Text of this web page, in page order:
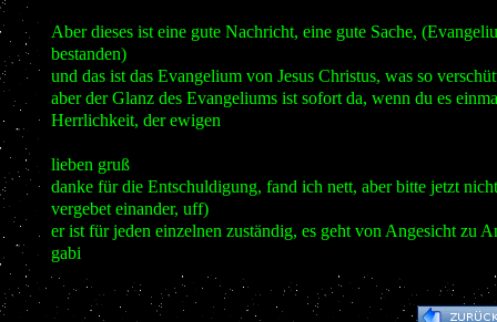
Aber dieses ist eine gute Nachricht, eine gute Sache,
bestanden)
und das ist das Evangelium von Jesus Christus, was so
aber der Glanz des Evangeliums ist sofort da, wenn du es
Herrlichkeit, der ewigen
lieben gruß
danke für die Entschuldigung, fand ich nett, aber bitte jetzt
vergebet einander, uff)
er ist für jeden einzelnen zuständig, es geht von Angesicht zu
gabi